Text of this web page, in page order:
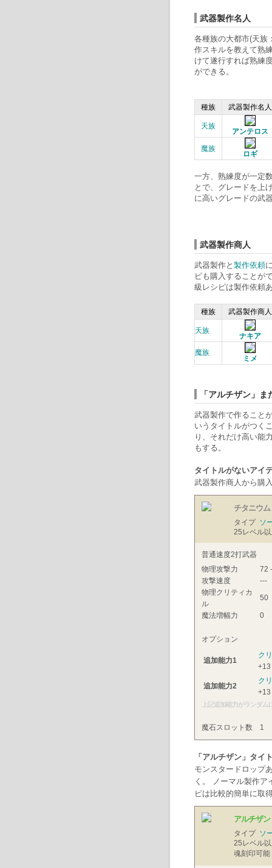
武器製作名人
各種族の大都市(天族
作スキルを教えて熟
けて遂行すれば熟練
ができる。
種族 武器製作名人
天族
アンテロス
魔族
ロギ
一方、熟練度が一定
とで、グレードを上
に高いグレードの武
武器製作商人
武器製作と 製作依頼
ピも購入することが
級レシピは製作依頼
種族 武器製作商人
天族
ナキア
魔族
ミメ
「アルチザン」
武器製作で作ること
いうタイトルがつく
り、それだけ高い能
もする。
タイトルがないアイ
武器製作商人から購
チタニウム
タイプ ソ
25 レベル
普通速度2打武器
物理攻撃力
72
攻撃速度
---
物理クリティカ
ル
50
魔法増幅力 0
オプション
追加能力1
ク
+13
追加能力2
ク
+13
上記追加能力がランダム
魔石スロット数 1
「アルチザン」タイ
モンスタードロップ
く。 ノーマル製作
ピは比較的簡単に取
アルチザ
タイプ ソ
25 レベル
魂刻印可能